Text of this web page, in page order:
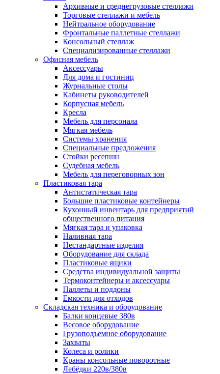
Архивные и среднегрузовые стеллажи
Торговые стеллажи и мебель
Нейтральное оборудование
Фронтальные паллетные стеллажи
Консольный стеллаж
Специализированные стеллажи
Офисная мебель
Аксессуары
Для дома и гостиниц
Журнальные столы
Кабинеты руководителей
Корпусная мебель
Кресла
Мебель для персонала
Мягкая мебель
Системы хранения
Специальные предложения
Стойки ресепшн
Судебная мебель
Мебель для переговорных зон
Пластиковая тара
Антистатическая тара
Большие пластиковые контейнеры
Кухонный инвентарь для предприятий
общественного питания
Мягкая тара и упаковка
Наливная тара
Нестандартные изделия
Оборудование для склада
Пластиковые ящики
Средства индивидуальной защиты
Термоконтейнеры и аксессуары
Паллеты и поддоны
Емкости для отходов
Складская техника и оборудование
Балки концевые 380в
Весовое оборудование
Грузоподъемное оборудование
Захваты
Колеса и ролики
Краны консольные поворотные
Лебёдки 220в/380в